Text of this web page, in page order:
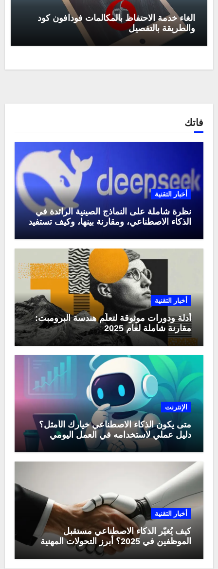
الغاء خدمة الاحتفاظ بالمكالمات فودافون كود
والطريقة بالتفصيل
فاتك
أخبار التقنية
نظرة شاملة على النماذج الصينية الرائدة في
الذكاء الاصطناعي، ومقارنة بينها، وكيف تستفيد
أخبار التقنية
أدلة ودورات موثوقة لتعلّم هندسة البرومبت:
مقارنة شاملة لعام 2025
الإنترنت
متى يكون الذكاء الاصطناعي خيارك الأمثل؟
دليل عملي لاستخدامه في العمل اليومي
أخبار التقنية
كيف يُغيّر الذكاء الاصطناعي مستقبل
الموظفين في 2025؟ أبرز التحولات المهنية